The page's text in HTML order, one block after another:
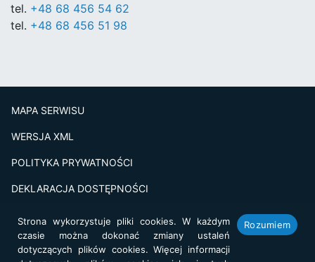
tel. +48 68 456 54 62
tel. +48 68 456 51 98
MAPA SERWISU
WERSJA XML
POLITYKA PRYWATNOŚCI
DEKLARACJA DOSTĘPNOŚCI
Projekt i realizacja: netkoncept.com
Strona wykorzystuje pliki cookies. W każdym
czasie można dokonać zmiany ustaleń
dotyczących plików cookies. Więcej informacji
Rozumiem